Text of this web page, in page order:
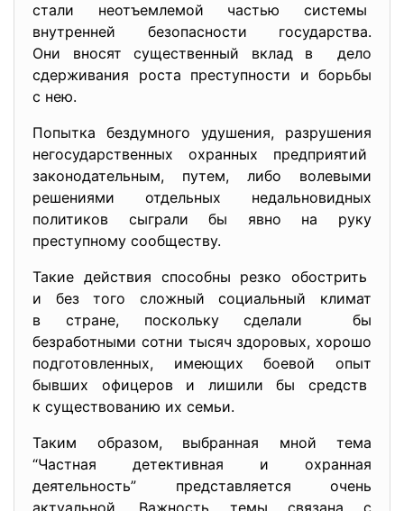
стали неотъемлемой частью системы
внутренней безопасности государства.
Они вносят существенный вклад в дело
сдерживания роста преступности и борьбы
с нею.
Попытка бездумного удушения, разрушения
негосударственных охранных предприятий
законодательным, путем, либо волевыми
решениями отдельных недальновидных
политиков сыграли бы явно на руку
преступному сообществу.
Такие действия способны резко обострить
и без того сложный социальный климат
в стране, поскольку сделали бы
безработными сотни тысяч здоровых, хорошо
подготовленных, имеющих боевой опыт
бывших офицеров и лишили бы средств
к существованию их семьи.
Таким образом, выбранная мной тема
“Частная детективная и охранная
деятельность” представляется очень
актуальной. Важность темы связана с